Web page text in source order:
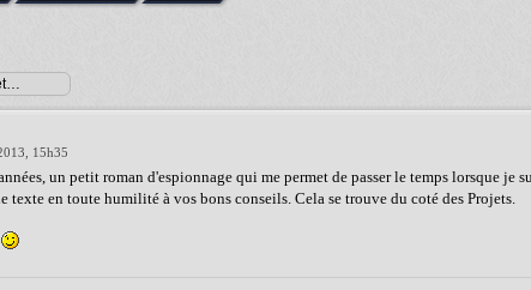
15h35
un petit roman d'espionnage qui me permet de passer le temps lorsque je
texte en toute humilité à vos bons conseils. Cela se trouve du coté des Projets.